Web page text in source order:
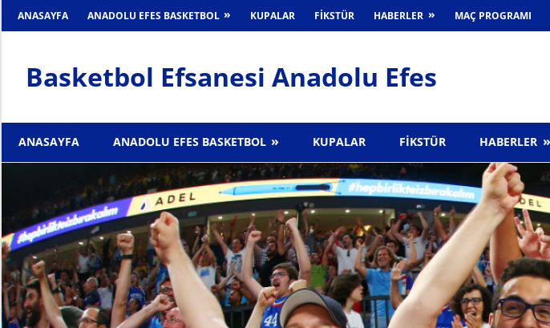
İçeriğe
geç
ANASAYFA ANADOLU EFES BASKETBOL KUPALAR FIKSTÜR HABERLER MAÇ PROGRAMI
Basketbol Efsanesi Anadolu Efes
Haber
ANASAYFA ANADOLU EFES BASKETBOL KUPALAR FIKSTÜR HABERLER